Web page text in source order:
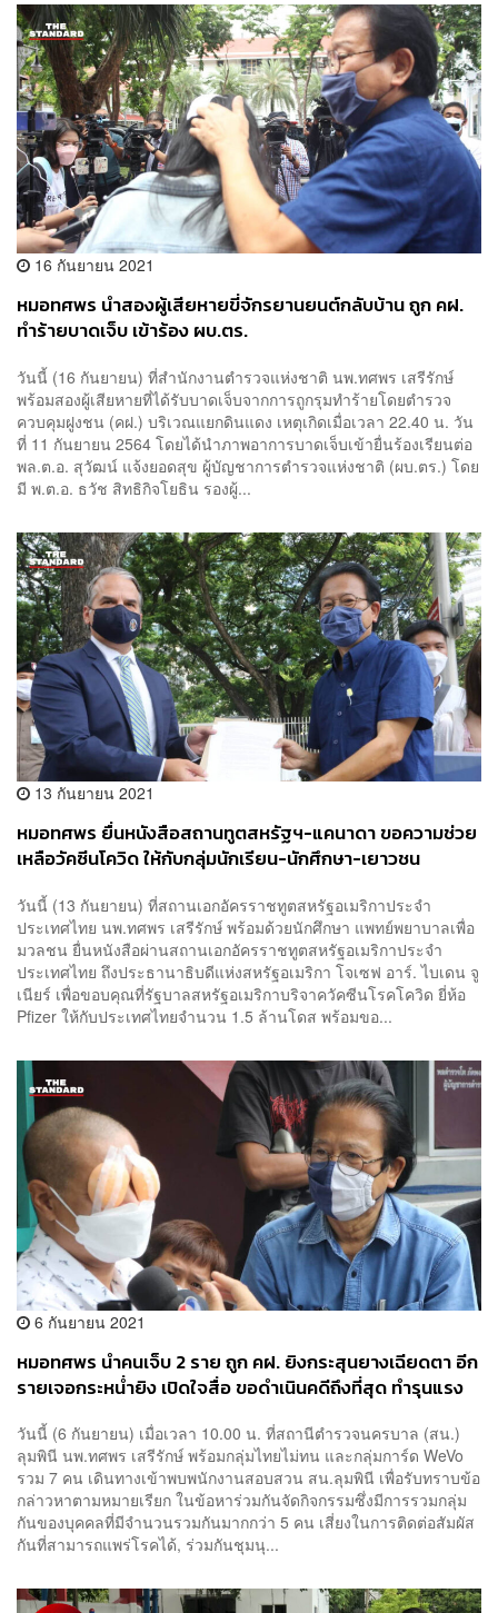
16 กันยายน 2021
หมอทศพร นำสองผู้เสียหายขี่จักรยานยนต์กลับบ้าน ถูก คฝ.
ทำร้ายบาดเจ็บ เข้าร้อง ผบ.ตร.
วันนี้ (16 กันยายน) ที่สำนักงานตำรวจแห่งชาติ นพ.ทศพร เสรีรักษ์
พร้อมสองผู้เสียหายที่ได้รับบาดเจ็บจากการถูกรุมทำร้ายโดยตำรวจ
ควบคุมฝูงชน (คฝ.) บริเวณแยกดินแดง เหตุเกิดเมื่อเวลา 22.40 น. วัน
ที่ 11 กันยายน 2564 โดยได้นำภาพอาการบาดเจ็บเข้ายื่นร้องเรียนต่อ
พล.ต.อ. สุวัฒน์ แจ้งยอดสุข ผู้บัญชาการตำรวจแห่งชาติ (ผบ.ตร.) โดย
มี พ.ต.อ. ธวัช สิทธิกิจโยธิน รองผู้...
13 กันยายน 2021
หมอทศพร ยื่นหนังสือสถานทูตสหรัฐฯ-แคนาดา ขอความช่วย
เหลือวัคซีนโควิด ให้กับกลุ่มนักเรียน-นักศึกษา-เยาวชน
วันนี้ (13 กันยายน) ที่สถานเอกอัครราชทูตสหรัฐอเมริกาประจำ
ประเทศไทย นพ.ทศพร เสรีรักษ์ พร้อมด้วยนักศึกษา แพทย์พยาบาลเพื่อ
มวลชน ยื่นหนังสือผ่านสถานเอกอัครราชทูตสหรัฐอเมริกาประจำ
ประเทศไทย ถึงประธานาธิบดีแห่งสหรัฐอเมริกา โจเซฟ อาร์. ไบเดน จู
เนียร์ เพื่อขอบคุณที่รัฐบาลสหรัฐอเมริกาบริจาควัคซีนโรคโควิด ยี่ห้อ
Pfizer ให้กับประเทศไทยจำนวน 1.5 ล้านโดส พร้อมขอ...
6 กันยายน 2021
หมอทศพร นำคนเจ็บ 2 ราย ถูก คฝ. ยิงกระสุนยางเฉียดตา อีก
รายเจอกระหน่ำยิง เปิดใจสื่อ ขอดำเนินคดีถึงที่สุด ทำรุนแรง
วันนี้ (6 กันยายน) เมื่อเวลา 10.00 น. ที่สถานีตำรวจนครบาล (สน.)
ลุมพินี นพ.ทศพร เสรีรักษ์ พร้อมกลุ่มไทยไม่ทน และกลุ่มการ์ด WeVo
รวม 7 คน เดินทางเข้าพบพนักงานสอบสวน สน.ลุมพินี เพื่อรับทราบข้อ
กล่าวหาตามหมายเรียก ในข้อหาร่วมกันจัดกิจกรรมซึ่งมีการรวมกลุ่ม
กันของบุคคลที่มีจำนวนรวมกันมากกว่า 5 คน เสี่ยงในการติดต่อสัมผัส
กันที่สามารถแพร่โรคได้, ร่วมกันชุมนุ...